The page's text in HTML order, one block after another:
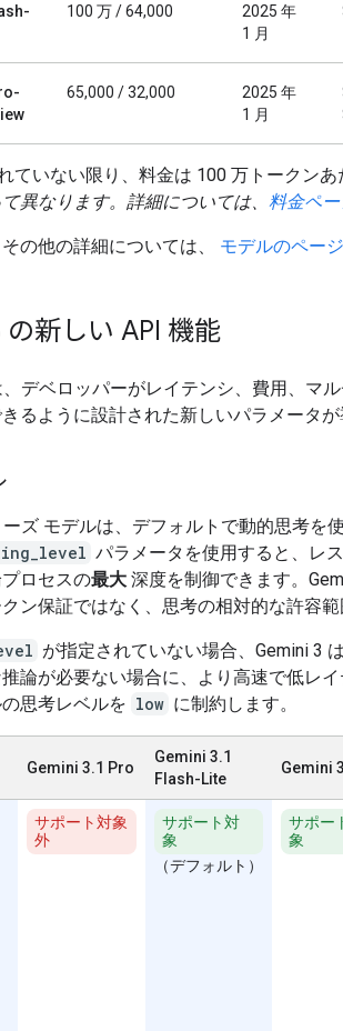
100 万 / 64,000
2025 年
1 月
65,000 / 32,000
2025 年
1 月
ていない限り、料金は 100 万トークンあ
異なります。詳細については、 料金ペ
の他の詳細については、 モデルのページ
新しい API 機能
デベロッパーがレイテンシ、費用、マ
るように設計された新しいパラメータが
ーズ モデルは、デフォルトで動的思考を
パラメータを使用すると、レ
ロセスの最大 深度を制御できます。
ン保証ではなく、思考の相対的な許容範
が指定されていない場合、Gemini 3
論が必要ない場合に、より高速で低レ
思考レベルを low に制約します。
Gemini 3.1 Pro
Gemini 3.1
Flash-Lite
Gemini
サポート対象
外
サポート対
象
（デフォルト）
サポー
象